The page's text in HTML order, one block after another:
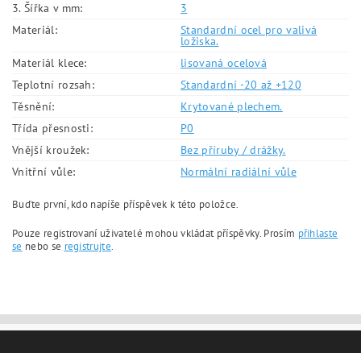
3. Šířka v mm:
3
Materiál:
Standardní ocel pro valivá
ložiska.
Materiál klece:
lisovaná ocelová
Teplotní rozsah:
Standardní -20 až +120
Těsnění:
Krytované plechem.
Třída přesnosti:
P0
Vnější kroužek:
Bez příruby / drážky.
Vnitřní vůle:
Normální radiální vůle
Buďte první, kdo napíše příspěvek k této položce.
Pouze registrovaní uživatelé mohou vkládat příspěvky. Prosím přihlaste
se nebo se registrujte.